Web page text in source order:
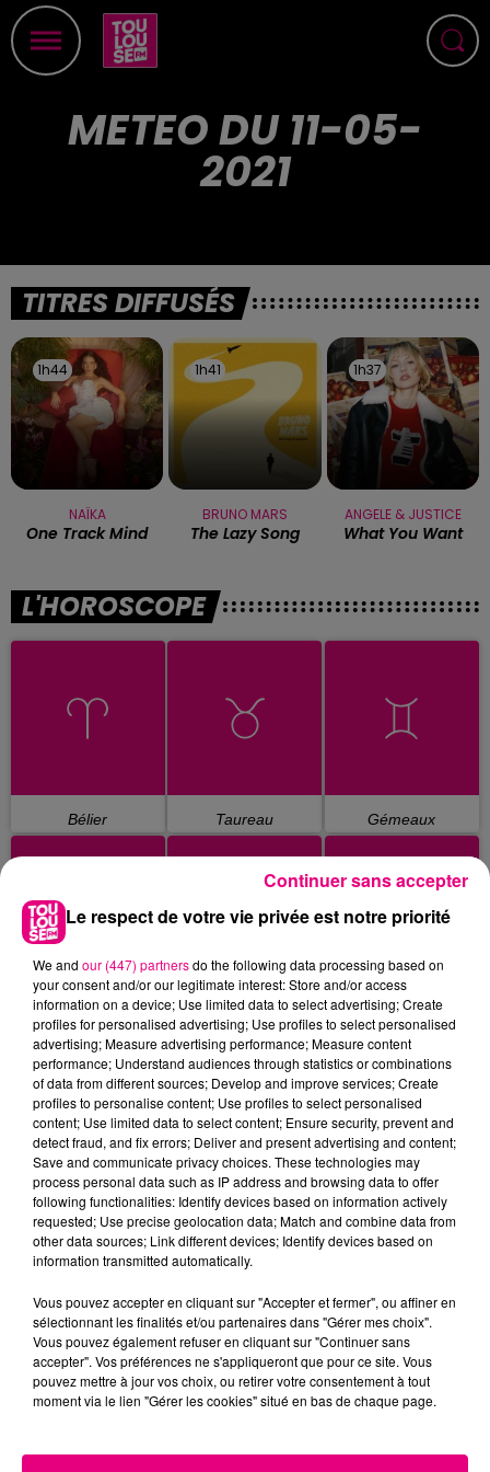
METEO DU 11-05-
2021
TITRES DIFFUSÉS
1h44
1h44
NAÏKA
One Track Mind
1h41
1h41
BRUNO MARS
The Lazy Song
1h37
1h37
ANGELE & JUSTICE
What You Want
L'HOROSCOPE
Bélier Taureau Gémeaux
Cancer Lion Vierge
Balance Scorpion Sagittaire
Capricorne Verseau Poissons
Le respect de votre vie privée est notre priorité
We and our (447) partnersdo the following data processing based on
your consent and/or our legitimate interest: Store and/or access
information on a device; Use limited data to select advertising; Create
profiles for personalised advertising; Use profiles to select personalised
advertising; Measure advertising performance; Measure content
performance; Understand audiences through statistics or combinations
of data from different sources; Develop and improve services; Create
profiles to personalise content; Use profiles to select personalised
content; Use limited data to select content; Ensure security, prevent and
detect fraud, and fix errors; Deliver and present advertising and content;
Save and communicate privacy choices. These technologies may
process personal data such as IP address and browsing data to offer
following functionalities: Identify devices based on information actively
requested; Use precise geolocation data; Match and combine data from
other data sources; Link different devices; Identify devices based on
information transmitted automatically.
Vous pouvez accepter en cliquant sur "Accepter et fermer", ou affiner en
sélectionnant les finalités et/ou partenaires dans "Gérer mes choix".
Vous pouvez également refuser en cliquant sur "Continuer sans
accepter". Vos préférences ne s'appliqueront que pour ce site. Vous
pouvez mettre à jour vos choix, ou retirer votre consentement à tout
moment via le lien "Gérer les cookies" situé en bas de chaque page.
Continuer sans accepter